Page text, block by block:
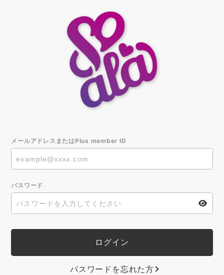
メールアドレスまたはPlus member ID
パスワード
パスワードを忘れた方